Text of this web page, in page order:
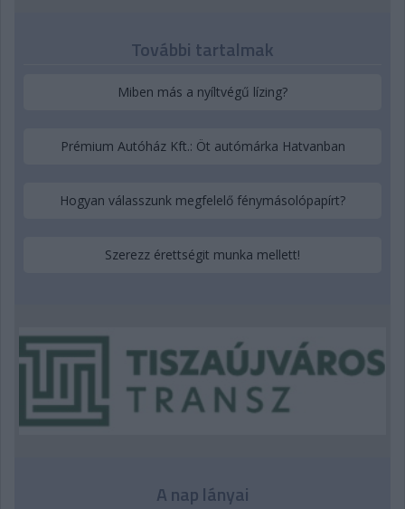
További tartalmak
Miben más a nyíltvégű lízing?
Prémium Autóház Kft.: Öt autómárka Hatvanban
Hogyan válasszunk megfelelő fénymásolópapírt?
Szerezz érettségit munka mellett!
A nap lányai